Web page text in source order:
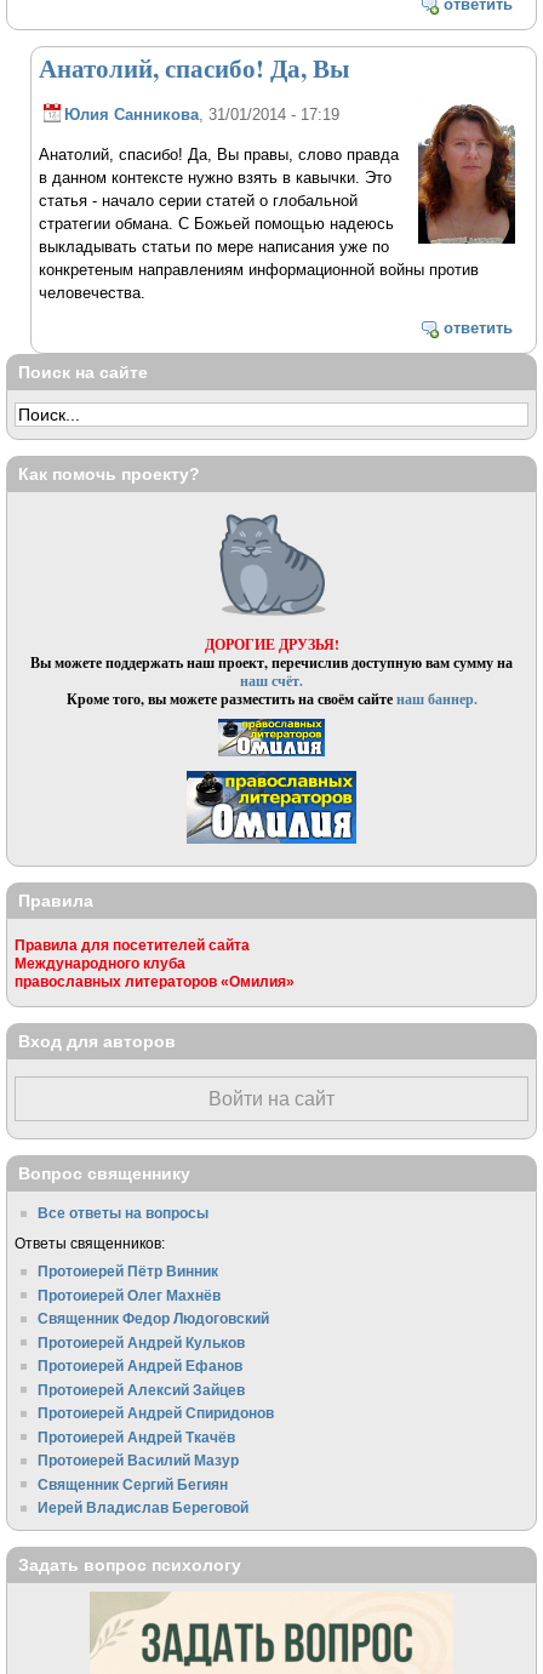
ответить
Анатолий, спасибо! Да, Вы
Юлия Санникова, 31/01/2014 - 17:19
Анатолий, спасибо! Да, Вы правы, слово правда
в данном контексте нужно взять в кавычки. Это
статья - начало серии статей о глобальной
стратегии обмана. С Божьей помощью надеюсь
выкладывать статьи по мере написания уже по
конкретеным направлениям информационной войны против
человечества.
ответить
Поиск на сайте
Как помочь проекту?
ДОРОГИЕ ДРУЗЬЯ!
Вы можете поддержать наш проект, перечислив доступную вам сумму на
наш счёт.
Кроме того, вы можете разместить на своём сайтенаш баннер.
Правила
Правила для посетителей сайта
Международного клуба
православных литераторов «Омилия»
Вход для авторов
Войти на сайт
Вопрос священнику
Все ответы на вопросы
Ответы священников:
Протоиерей Пётр Винник
Протоиерей Олег Махнёв
Священник Федор Людоговский
Протоиерей Андрей Кульков
Протоиерей Андрей Ефанов
Протоиерей Алексий Зайцев
Протоиерей Андрей Спиридонов
Протоиерей Андрей Ткачёв
Протоиерей Василий Мазур
Священник Сергий Бегиян
Иерей Владислав Береговой
Задать вопрос психологу